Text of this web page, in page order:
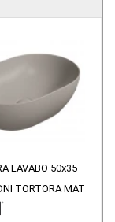
LAVABO 50x35
TORTORA MAT